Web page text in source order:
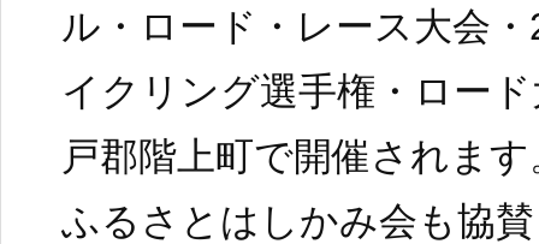
ル・ロード・レース大会
イクリング選手権・ロー
戸郡階上町で開催されます
ふるさとはしかみ会も協